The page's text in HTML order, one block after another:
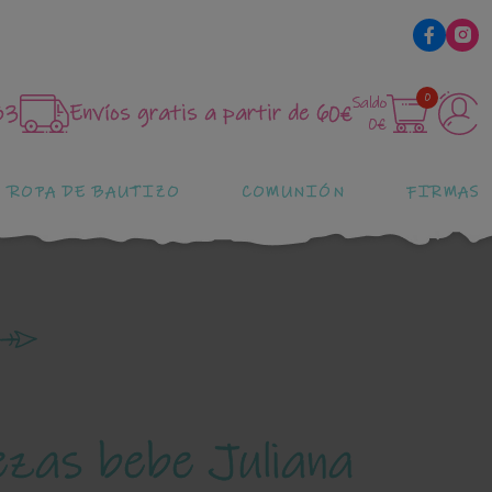
Envíos gratis a partir de 60€Saldo
0€
0
ROPA DE BAUTIZO COMUNIÓN FIRMAS
bebe Juliana